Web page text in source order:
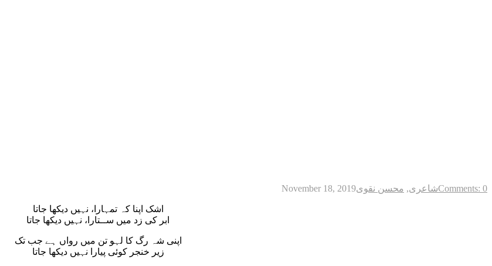
November 18, 2019 شاعری, محسن نقوی Comments: 0
اشک اپنا کہ تمہارا، نہیں دیکھا جاتا
ابر کی زد میں ســتارا، نہیں دیکھا جاتا
اپنی شہ رگ کا لہو تن میں رواں ہے جب تک
زیر خنجر کوئی پیارا نہیں دیکھا جاتا